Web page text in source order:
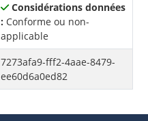
Considérations données
: Conforme ou non-
applicable
7273afa9-fff2-4aae-8479-
ee60d6a0ed82